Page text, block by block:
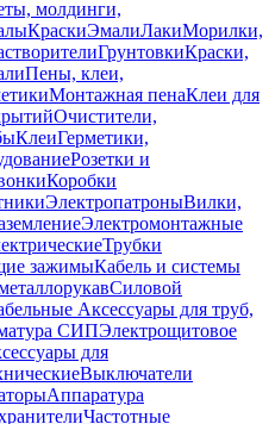
молдинги,
КраскиЭмалиЛакиМорилки,
ГрунтовкиКраски,
Пены, клеи,
Монтажная пенаКлеи для
Очистители,
КлеиГерметики,
Розетки и
Коробки
ЭлектропатроныВилки,
Электромонтажные
Трубки
зажимыКабель и системы
Силовой
Аксессуары для труб,
СИПЭлектрощитовое
для
Выключатели
Аппаратура
Частотные